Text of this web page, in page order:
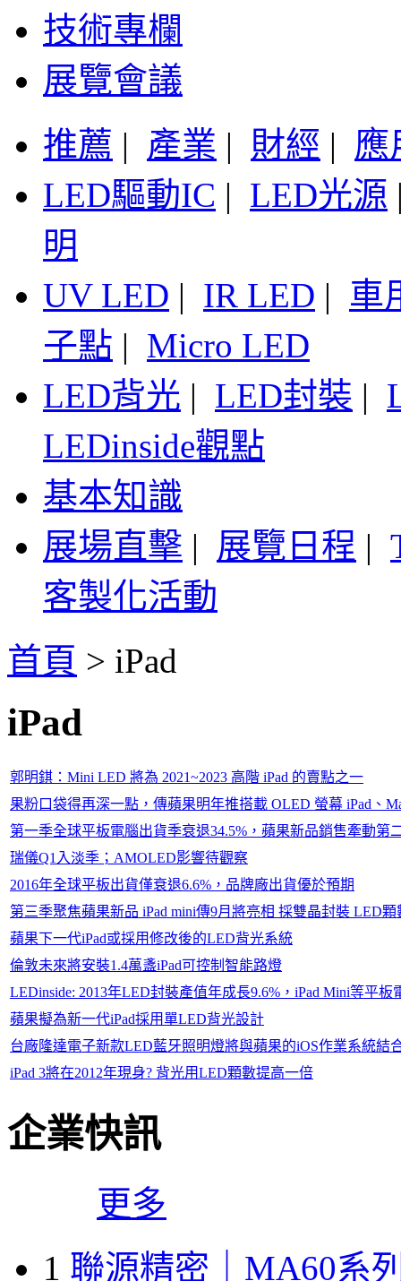
技術專欄
展覽會議
推薦 | 產業 | 財經 | 應
LED驅動IC | LED光源
明
UV LED | IR LED | 車
子點 | Micro LED
LED背光 | LED封裝 |
LEDinside觀點
基本知識
展場直擊 | 展覽日程 |
客製化活動
首頁 > iPad
iPad
郭明錤：Mini LED 將為 2021~2023 高階 iPad 的賣點之一
果粉口袋得再深一點，傳蘋果明年推搭載 OLED 螢幕 iPad、
第一季全球平板電腦出貨季衰退34.5%，蘋果新品銷售牽動第
瑞儀Q1入淡季；AMOLED影響待觀察
2016年全球平板出貨僅衰退6.6%，品牌廠出貨優於預期
第三季聚焦蘋果新品 iPad mini傳9月將亮相 採雙晶封裝 LED
蘋果下一代iPad或採用修改後的LED背光系統
倫敦未來將安裝1.4萬盞iPad可控制智能路燈
LEDinside: 2013年LED封裝產值年成長9.6%，iPad Mini等平
蘋果擬為新一代iPad採用單LED背光設計
台廠隆達電子新款LED藍牙照明燈將與蘋果的iOS作業系統結
iPad 3將在2012年現身? 背光用LED顆數提高一倍
企業快訊
更多
1 聯源精密｜MA60系